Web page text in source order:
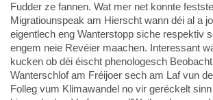
Fudder ze fannen. Wat mer net konnte
Migratiounspeak am Hierscht wann déi al a
eigentlech eng Wanterstopp siche respektiv
engem neie Revéier maachen. Interessant
kucken ob déi éischt phenologesch
Wanterschlof am Fréijoer sech am Laf vun
Folleg vum Klimawandel no vir geréckelt